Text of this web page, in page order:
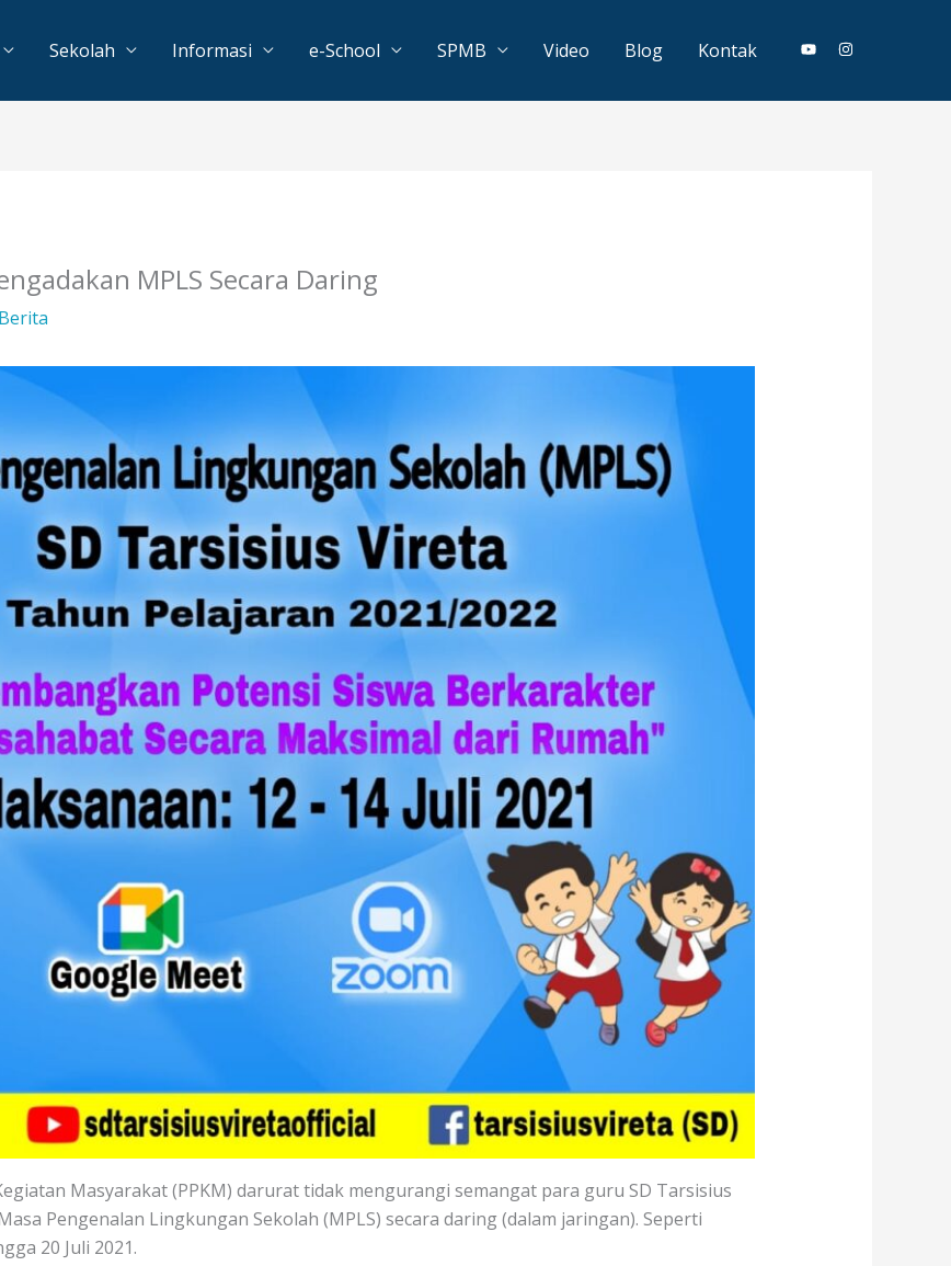
Sekolah Informasi e-School SPMB Video Blog Kontak
MPLS Secara Daring
Berita
Masyarakat (PPKM) darurat tidak mengurangi semangat para guru SD Tarsisius
Pengenalan Lingkungan Sekolah (MPLS) secara daring (dalam jaringan). Seperti
20 Juli 2021.